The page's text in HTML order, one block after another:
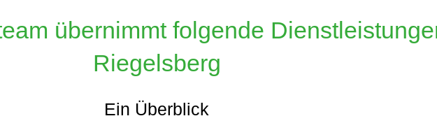
übernimmt folgende
Riegelsberg
Ein Überblick